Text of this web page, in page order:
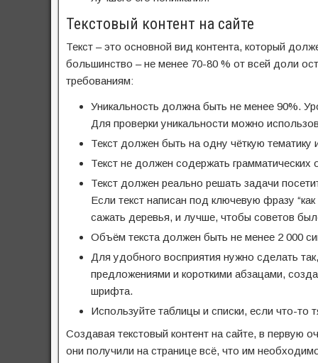
Текстовый контент на сайте
Текст – это основной вид контента, который
большинство – не менее 70-80 % от всей доли
требованиям:
Уникальность должна быть не менее 90%.
Для проверки уникальности можно
Текст должен быть на одну чёткую
Текст не должен содержать грамматических
Текст должен реально решать задачи
Если текст написан под ключевую фразу
сажать деревья, и лучше, чтобы советов
Объём текста должен быть не менее 2 000
Для удобного восприятия нужно сделать
предложениями и короткими абзацами,
шрифта.
Используйте таблицы и списки, если что-
Создавая текстовый контент на сайте, в первую
они получили на странице всё, что им